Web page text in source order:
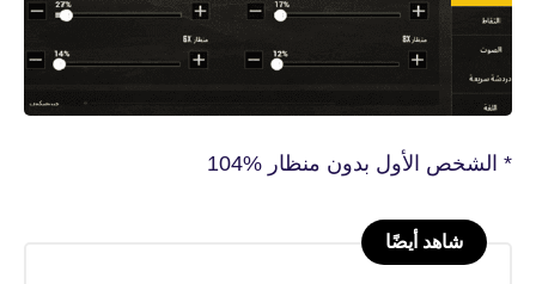
* الشخص الأول بدون منظار %104
شاهد أيضًا